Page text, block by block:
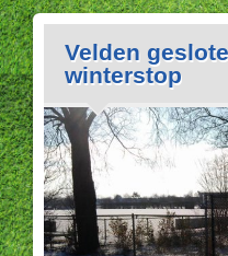
Velden
winterstop